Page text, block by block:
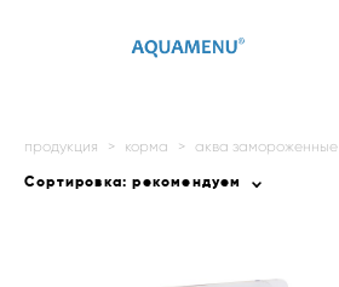
продукция > корма > аква замороженные
Сортировка: рекомендуем